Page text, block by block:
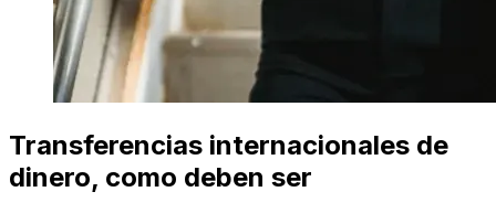
Transferencias internacionales de
dinero, como deben ser